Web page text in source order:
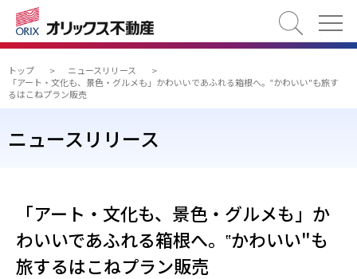
検索
トップ > ニュースリリース
>
「アート・文化も、景色・グルメも」かわいいであふれる箱根へ。‟かわいい"も旅す
るはこねプラン販売
ニュースリリース
「アート・文化も、景色・グルメも」か
わいいであふれる箱根へ。‟かわいい"も
旅するはこねプラン販売